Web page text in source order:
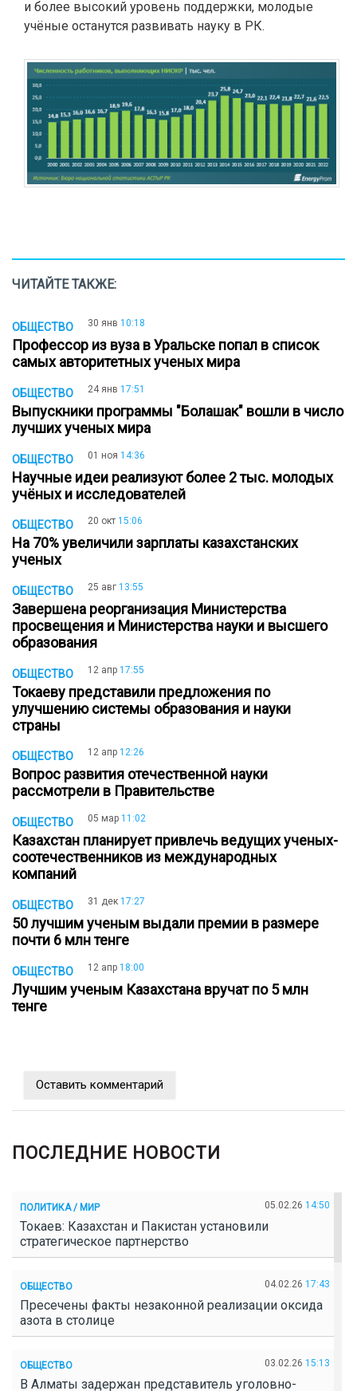
и более высокий уровень поддержки, молодые
учёные останутся развивать науку в РК.
ЧИТАЙТЕ ТАКЖЕ:
ОБЩЕСТВО 30 янв 10:18
Профессор из вуза в Уральске попал в список
самых авторитетных ученых мира
ОБЩЕСТВО 24 янв 17:51
Выпускники программы "Болашак" вошли в число
лучших ученых мира
ОБЩЕСТВО 01 ноя 14:36
Научные идеи реализуют более 2 тыс. молодых
учёных и исследователей
ОБЩЕСТВО 20 окт 15:06
На 70% увеличили зарплаты казахстанских
ученых
ОБЩЕСТВО 25 авг 13:55
Завершена реорганизация Министерства
просвещения и Министерства науки и высшего
образования
ОБЩЕСТВО 12 апр 17:55
Токаеву представили предложения по
улучшению системы образования и науки
страны
ОБЩЕСТВО 12 апр 12:26
Вопрос развития отечественной науки
рассмотрели в Правительстве
ОБЩЕСТВО 05 мар 11:02
Казахстан планирует привлечь ведущих ученых-
соотечественников из международных
компаний
ОБЩЕСТВО 31 дек 17:27
50 лучшим ученым выдали премии в размере
почти 6 млн тенге
ОБЩЕСТВО 12 апр 18:00
Лучшим ученым Казахстана вручат по 5 млн
тенге
Оставить комментарий
ПОСЛЕДНИЕ НОВОСТИ
ПОЛИТИКА / МИР 05.02.26 14:50
Токаев: Казахстан и Пакистан установили
стратегическое партнерство
ОБЩЕСТВО 04.02.26 17:43
Пресечены факты незаконной реализации оксида
азота в столице
ОБЩЕСТВО 03.02.26 15:13
В Алматы задержан представитель уголовно-